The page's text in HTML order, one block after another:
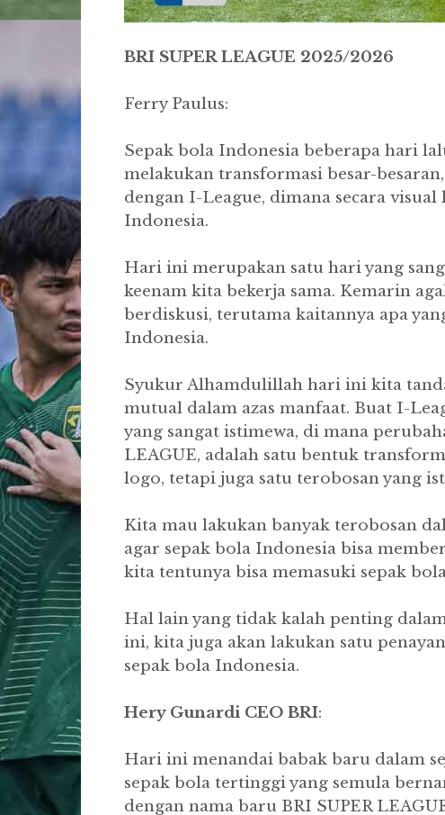
BRI SUPER LEAGUE 2025/2026
Ferry Paulus:
Sepak bola Indonesia beberapa hari
melakukan transformasi besar-
dengan I-League, dimana secara
Indonesia.
Hari ini merupakan satu hari yang
keenam kita bekerja sama. Kemarin
berdiskusi, terutama kaitannya apa
Indonesia.
Syukur Alhamdulillah hari ini kita
mutual dalam azas manfaat. Buat I-
yang sangat istimewa, di mana
LEAGUE, adalah satu bentuk
logo, tetapi juga satu terobosan yang
Kita mau lakukan banyak terobosan
agar sepak bola Indonesia bisa
kita tentunya bisa memasuki sepak
Hal lain yang tidak kalah penting
ini, kita juga akan lakukan satu
sepak bola Indonesia.
Hery Gunardi CEO BRI:
Hari ini menandai babak baru dalam
sepak bola tertinggi yang semula
dengan nama baru BRI SUPER